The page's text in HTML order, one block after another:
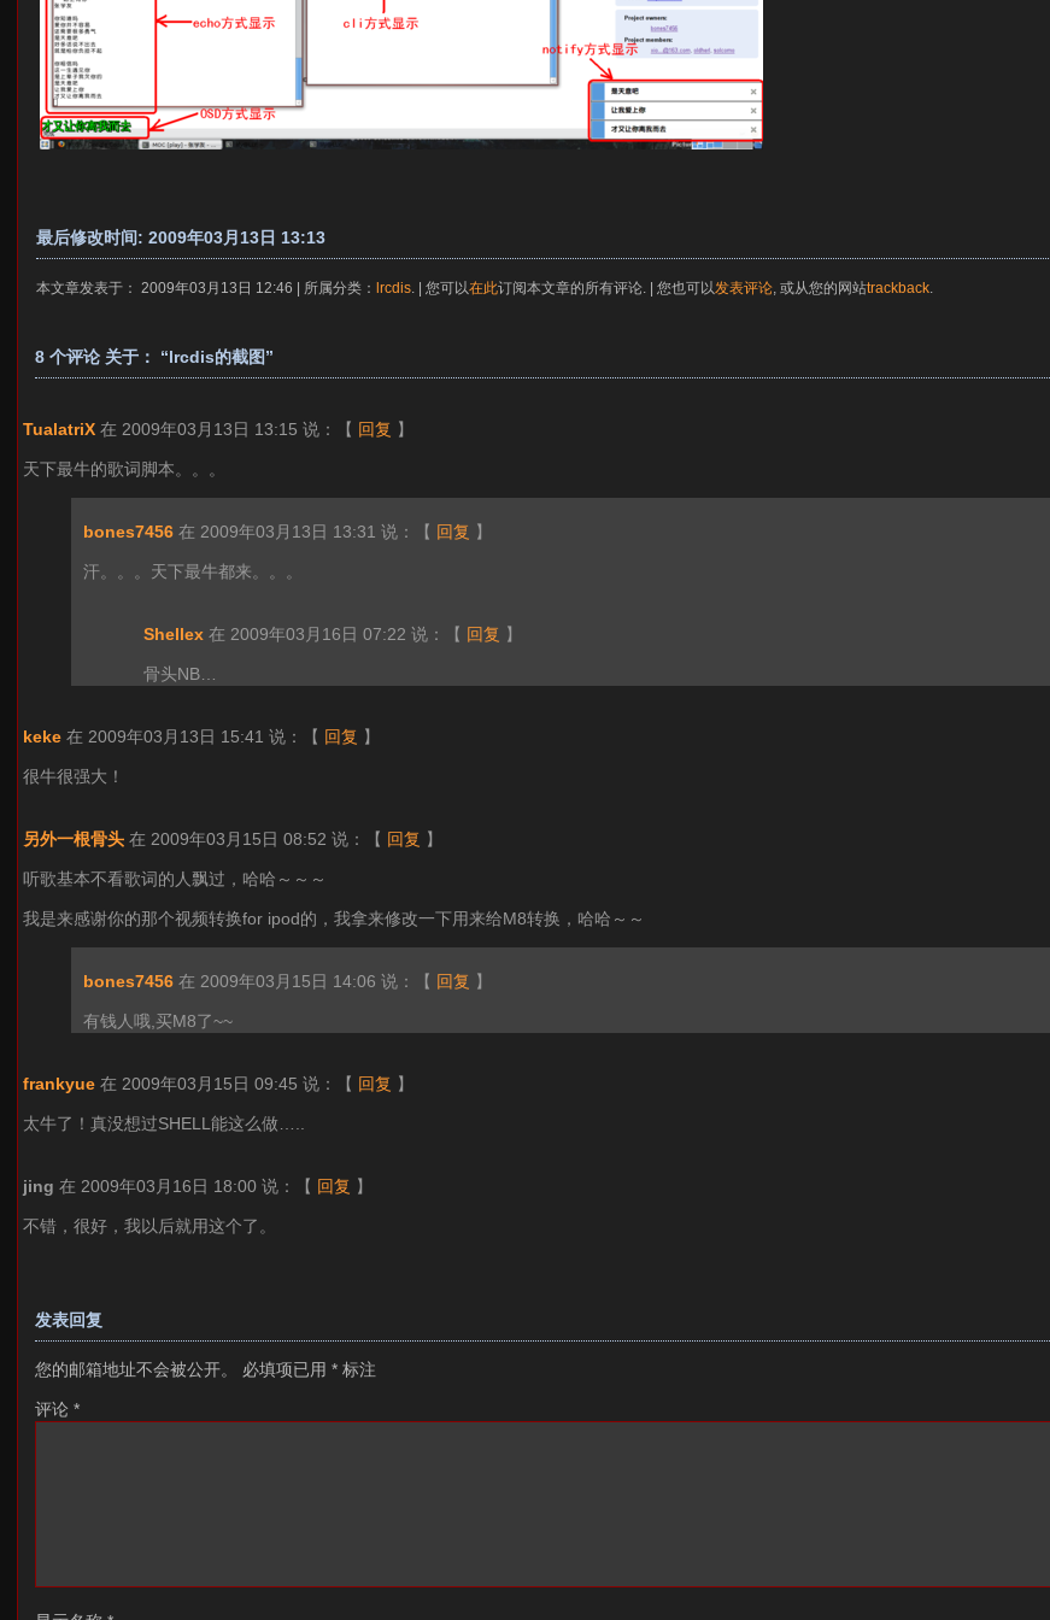
最后修改时间: 2009年03月13日 13:13
本文章发表于： 2009年03月13日 12:46 | 所属分类：lrcdis . | 您可以在此订阅本文章的所有评论. | 您也可以 发表评论 , 或从您的网站trackback
8 个评论 关于： “lrcdis的截图”
TualatriX 在 2009年03月13日 13:15 说： 【 回复 】
天下最牛的歌词脚本。。。
bones7456 在 2009年03月13日 13:31 说： 【 回复 】
汗。。。天下最牛都来。。。
Shellex 在 2009年03月16日 07:22 说： 【 回复 】
骨头NB…
keke 在 2009年03月13日 15:41 说： 【 回复 】
很牛很强大！
另外一根骨头 在 2009年03月15日 08:52 说： 【 回复 】
听歌基本不看歌词的人飘过，哈哈～～～
我是来感谢你的那个视频转换for ipod的，我拿来修改一下用来给M8转换，哈哈～～
bones7456 在 2009年03月15日 14:06 说： 【 回复 】
有钱人哦,买M8了~~
frankyue 在 2009年03月15日 09:45 说： 【 回复 】
太牛了！真没想过SHELL能这么做…..
jing 在 2009年03月16日 18:00 说： 【 回复 】
不错，很好，我以后就用这个了。
发表回复
您的邮箱地址不会被公开。 必填项已用 * 标注
评论 *